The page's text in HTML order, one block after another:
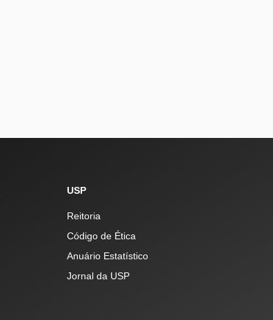
USP
Reitoria
Código de Ética
Anuário Estatístico
Jornal da USP